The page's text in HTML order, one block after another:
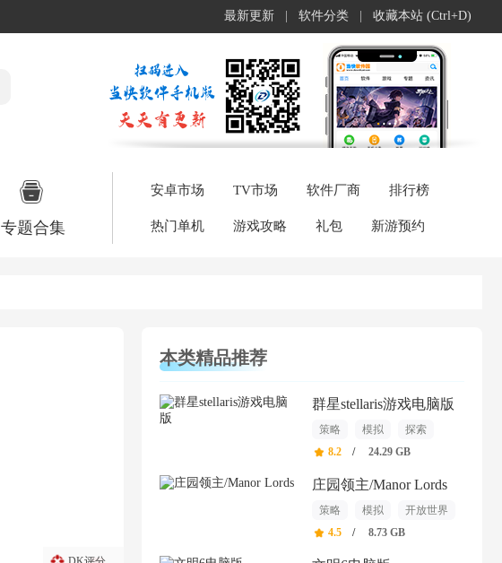
最新更新 软件分类 收藏本站 (Ctrl+D)
专题合集
安卓市场 TV市场 软件厂商 排行榜
热门单机 游戏攻略 礼包 新游预约
本类精品推荐
群星stellaris游戏电脑版
策略 模拟
探索
8.2
/ 24.29 GB
庄园领主/Manor Lords
策略 模拟
开放世界
4.5
/ 8.73 GB